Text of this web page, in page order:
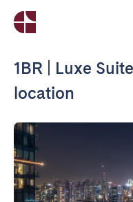
1BR | Luxe
location